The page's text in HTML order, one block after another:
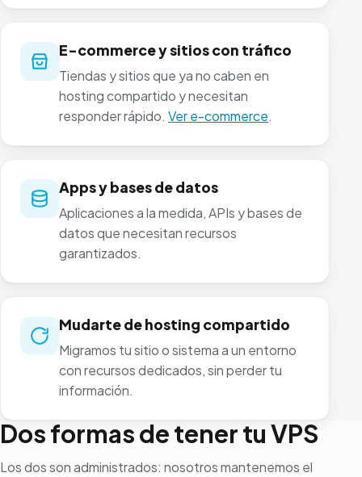
E-commerce y sitios con tráfico
Tiendas y sitios que ya no caben en
hosting compartido y necesitan
responder rápido. Ver e-commerce.
Apps y bases de datos
Aplicaciones a la medida, APIs y bases de
datos que necesitan recursos
garantizados.
Mudarte de hosting compartido
Migramos tu sitio o sistema a un entorno
con recursos dedicados, sin perder tu
información.
Dos formas de tener tu VPS
Los dos son administrados: nosotros mantenemos el